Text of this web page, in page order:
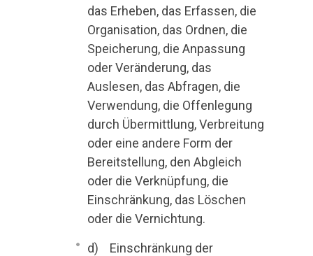
das Erheben, das Erfassen, die
Organisation, das Ordnen, die
Speicherung, die Anpassung
oder Veränderung, das
Auslesen, das Abfragen, die
Verwendung, die Offenlegung
durch Übermittlung, Verbreitung
oder eine andere Form der
Bereitstellung, den Abgleich
oder die Verknüpfung, die
Einschränkung, das Löschen
oder die Vernichtung.
d) Einschränkung der